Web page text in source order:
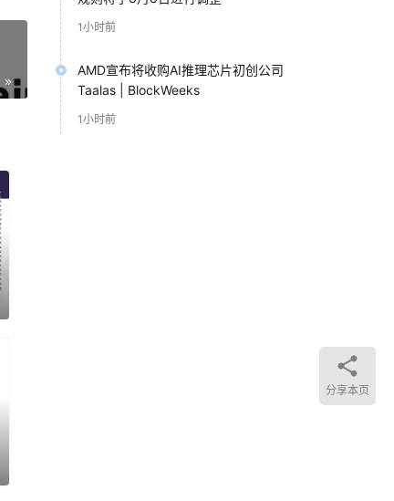
1小时前
AMD宣布将收购AI推理芯片初创公司
Taalas | BlockWeeks
1小时前
分享本页